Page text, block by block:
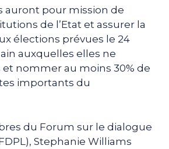
auront pour mission de
de l’Etat et assurer la
élections prévues le 24
auxquelles elles ne
nommer au moins 30% de
importants du
du Forum sur le dialogue
Stephanie Williams